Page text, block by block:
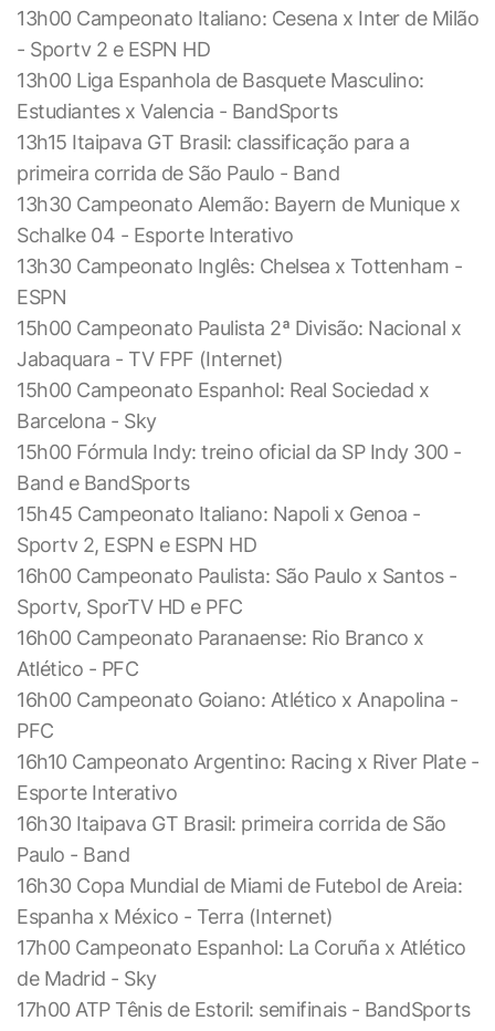
13h00 Campeonato Italiano: Cesena x Inter de Milão
- Sportv 2 e ESPN HD
13h00 Liga Espanhola de Basquete Masculino:
Estudiantes x Valencia - BandSports
13h15 Itaipava GT Brasil: classificação para a
primeira corrida de São Paulo - Band
13h30 Campeonato Alemão: Bayern de Munique x
Schalke 04 - Esporte Interativo
13h30 Campeonato Inglês: Chelsea x Tottenham -
ESPN
15h00 Campeonato Paulista 2ª Divisão: Nacional x
Jabaquara - TV FPF (Internet)
15h00 Campeonato Espanhol: Real Sociedad x
Barcelona - Sky
15h00 Fórmula Indy: treino oficial da SP Indy 300 -
Band e BandSports
15h45 Campeonato Italiano: Napoli x Genoa -
Sportv 2, ESPN e ESPN HD
16h00 Campeonato Paulista: São Paulo x Santos -
Sportv, SporTV HD e PFC
16h00 Campeonato Paranaense: Rio Branco x
Atlético - PFC
16h00 Campeonato Goiano: Atlético x Anapolina -
PFC
16h10 Campeonato Argentino: Racing x River Plate -
Esporte Interativo
16h30 Itaipava GT Brasil: primeira corrida de São
Paulo - Band
16h30 Copa Mundial de Miami de Futebol de Areia:
Espanha x México - Terra (Internet)
17h00 Campeonato Espanhol: La Coruña x Atlético
de Madrid - Sky
17h00 ATP Tênis de Estoril: semifinais - BandSports